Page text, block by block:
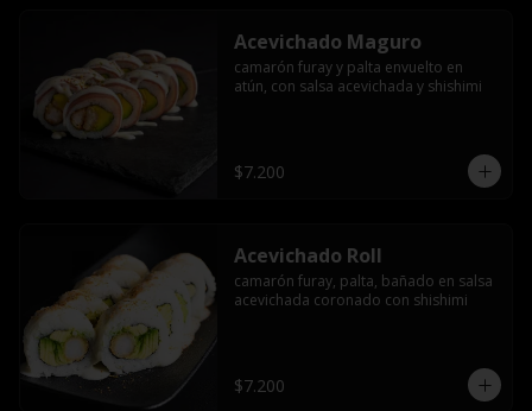
Acevichado Maguro
camarón furay y palta envuelto en
atún, con salsa acevichada y shishimi
$7.200
Acevichado Roll
camarón furay, palta, bañado en salsa
acevichada coronado con shishimi
$7.200